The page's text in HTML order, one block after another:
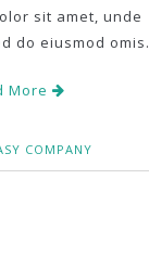
sit amet, unde
do eiusmod omis.
More
COMPANY